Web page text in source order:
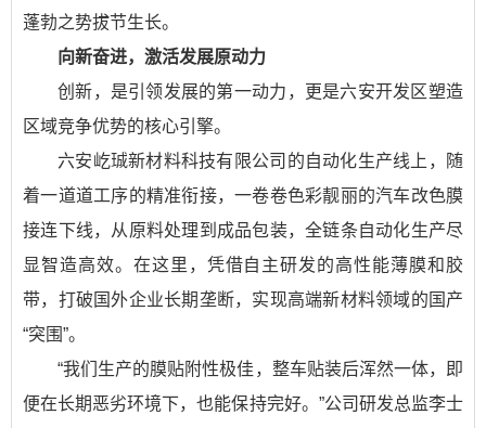
蓬勃之势拔节生长。
向新奋进，激活发展原动力
创新，是引领发展的第一动力，更是六安开发区塑造
区域竞争优势的核心引擎。
六安屹珹新材料科技有限公司的自动化生产线上，随
着一道道工序的精准衔接，一卷卷色彩靓丽的汽车改色膜
接连下线，从原料处理到成品包装，全链条自动化生产尽
显智造高效。在这里，凭借自主研发的高性能薄膜和胶
带，打破国外企业长期垄断，实现高端新材料领域的国产
“突围”。
“我们生产的膜贴附性极佳，整车贴装后浑然一体，即
便在长期恶劣环境下，也能保持完好。”公司研发总监李士